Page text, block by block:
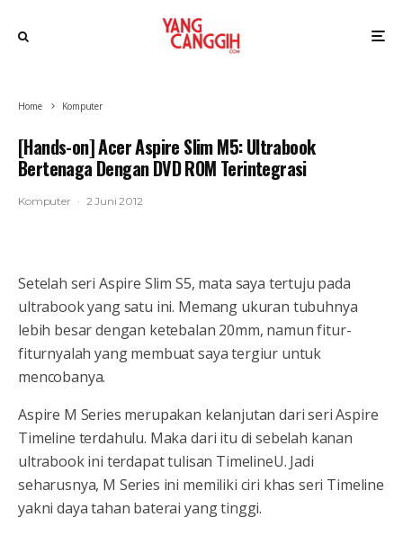
Home Komputer
[Hands-on] Acer Aspire Slim M5: Ultrabook
Bertenaga Dengan DVD ROM Terintegrasi
Komputer · 2 Juni 2012
Setelah seri Aspire Slim S5, mata saya tertuju pada
ultrabook yang satu ini. Memang ukuran tubuhnya
lebih besar dengan ketebalan 20mm, namun fitur-
fiturnyalah yang membuat saya tergiur untuk
mencobanya.
Aspire M Series merupakan kelanjutan dari seri Aspire
Timeline terdahulu. Maka dari itu di sebelah kanan
ultrabook ini terdapat tulisan TimelineU. Jadi
seharusnya, M Series ini memiliki ciri khas seri Timeline
yakni daya tahan baterai yang tinggi.